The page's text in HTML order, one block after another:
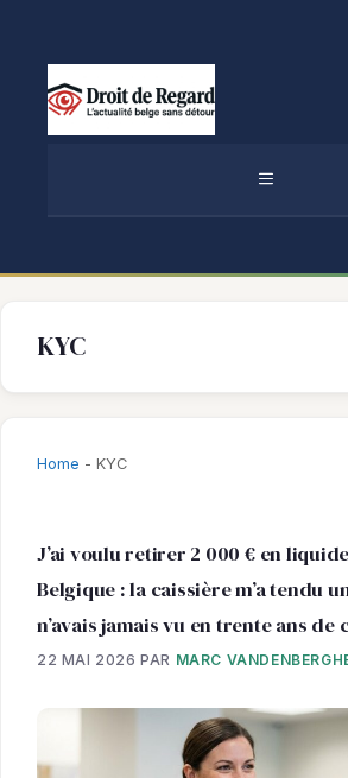
MENU
KYC
Home - KYC
J’ai voulu retirer 2 000 € en
Belgique : la caissière m’a tendu
n’avais jamais vu en trente ans de
22 MAI 2026 PAR MARC